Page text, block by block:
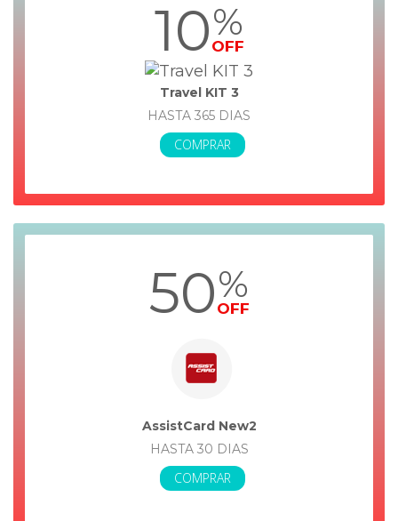
10%
OFF
Travel KIT 3
HASTA 365 DIAS
COMPRAR
50%
OFF
AssistCard New2
HASTA 30 DIAS
COMPRAR